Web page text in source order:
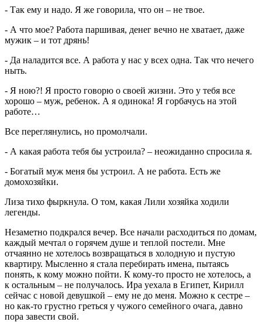
- Так ему и надо. Я же говорила, что он – не твое.
- А что мое? Работа паршивая, денег вечно не хватает, даже
мужик – и тот дрянь!
- Да наладится все. А работа у нас у всех одна. Так что нечего
ныть.
- Я ною?! Я просто говорю о своей жизни. Это у тебя все
хорошо – муж, ребенок. А я одинока! Я горбачусь на этой
работе…
Все переглянулись, но промолчали.
- А какая работа тебя бы устроила? – неожиданно спросила я.
- Богатый муж меня бы устроил. А не работа. Есть же
домохозяйки.
Лиза тихо фыркнула. О том, какая Лили хозяйка ходили
легенды.
Незаметно подкрался вечер. Все начали расходиться по домам,
каждый мечтал о горячем душе и теплой постели. Мне
отчаянно не хотелось возвращаться в холодную и пустую
квартиру. Мысленно я стала перебирать имена, пытаясь
понять, к кому можно пойти. К кому-то просто не хотелось, а
к остальным – не получалось. Ира уехала в Египет, Кирилл
сейчас с новой девушкой – ему не до меня. Можно к сестре –
но как-то грустно греться у чужого семейного очага, давно
пора завести свой.